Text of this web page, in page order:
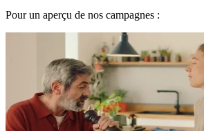
Pour un aperçu de nos campagnes :